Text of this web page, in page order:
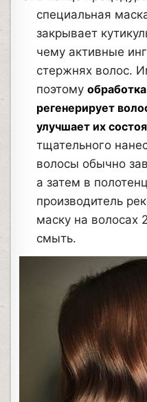
специальная
закрывает
чему активные
стержнях волос.
поэтому
регенерирует
улучшает их
тщательного
волосы обычно
а затем в
производитель
маску на волосах
смыть.